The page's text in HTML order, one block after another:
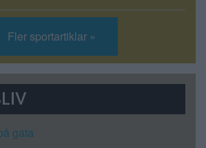
Fler sportartiklar »